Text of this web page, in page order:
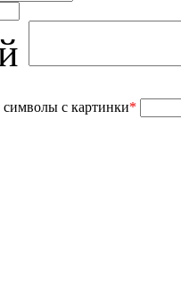
символы с картинки*